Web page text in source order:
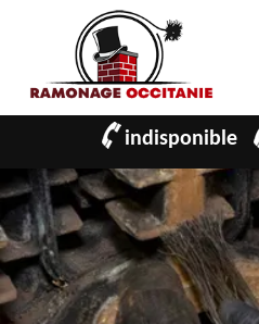
indisponible